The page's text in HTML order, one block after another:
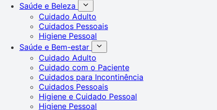
Saúde e Beleza
Cuidado Adulto
Cuidados Pessoais
Higiene Pessoal
Saúde e Bem-estar
Cuidado Adulto
Cuidado com o Paciente
Cuidados para Incontinência
Cuidados Pessoais
Higiene e Cuidado Pessoal
Higiene Pessoal